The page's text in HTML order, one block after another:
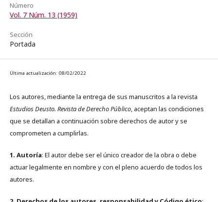
Número
Vol. 7 Núm. 13 (1959)
Sección
Portada
Última actualización: 08/02/2022
Los autores, mediante la entrega de sus manuscritos a la revista
Estudios Deusto. Revista de Derecho Público, aceptan las condiciones
que se detallan a continuación sobre derechos de autor y se
comprometen a cumplirlas.
1. Autoría: El autor debe ser el único creador de la obra o debe
actuar legalmente en nombre y con el pleno acuerdo de todos los
autores.